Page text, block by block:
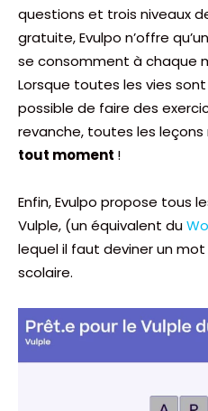
questions et trois niveaux
gratuite, Evulpo n’offre
se consomment à chaque
Lorsque toutes les vies sont
possible de faire des
revanche, toutes les
tout moment !
Enfin, Evulpo propose tous
Vulple, (un équivalent du
lequel il faut deviner un
scolaire.